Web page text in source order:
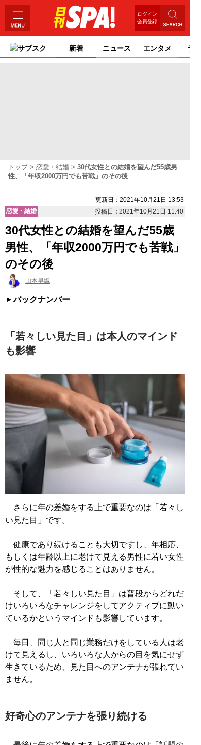
ログイン
会員登録
サブスク 新着 ニュース エンタメ ライ
トップ 恋愛・結婚
30代女性との結婚を望んだ55歳男
性、「年収2000万円でも苦戦」のその後
更新日：2021年10月21日 13:53
恋愛・結婚
投稿日：2021年10月21日 11:40
30代女性との結婚を望んだ55歳
男性、「年収2000万円でも苦戦」
のその後
山本早織
バックナンバー
「若々しい見た目」は本人のマインド
も影響
さらに年の差婚をする上で重要なのは「若々し
い見た目」です。
健康であり続けることも大切ですし、年相応、
もしくは年齢以上に老けて見える男性に若い女性
が性的な魅力を感じることはありません。
そして、「若々しい見た目」は普段からどれだ
けいろいろなチャレンジをしてアクティブに動い
ているかというマインドも影響しています。
毎日、同じ人と同じ業務だけをしている人は老
けて見えるし、いろいろな人からの目を気にせず
生きているため、見た目へのアンテナが張れてい
ません。
好奇心のアンテナを張り続ける